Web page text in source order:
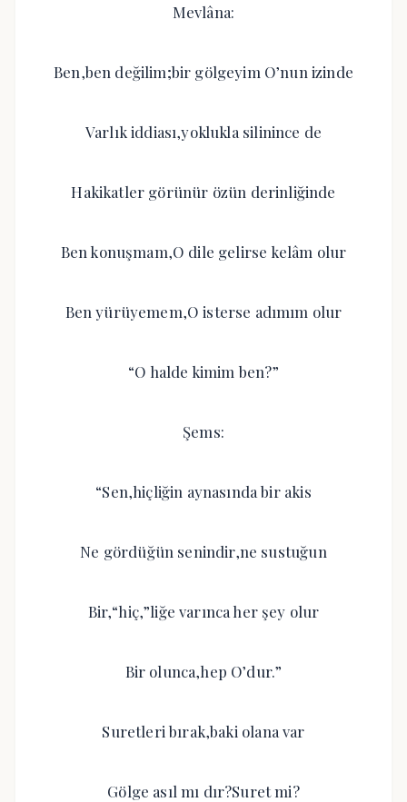
Mevlâna:
Ben,ben değilim;bir gölgeyim O’nun izinde
Varlık iddiası,yoklukla silinince de
Hakikatler görünür özün derinliğinde
Ben konuşmam,O dile gelirse kelâm olur
Ben yürüyemem,O isterse adımım olur
“O halde kimim ben?”
Şems:
“Sen,hiçliğin aynasında bir akis
Ne gördüğün senindir,ne sustuğun
Bir,“hiç,”liğe varınca her şey olur
Bir olunca,hep O’dur.”
Suretleri bırak,baki olana var
Gölge asıl mı dır?Suret mi?